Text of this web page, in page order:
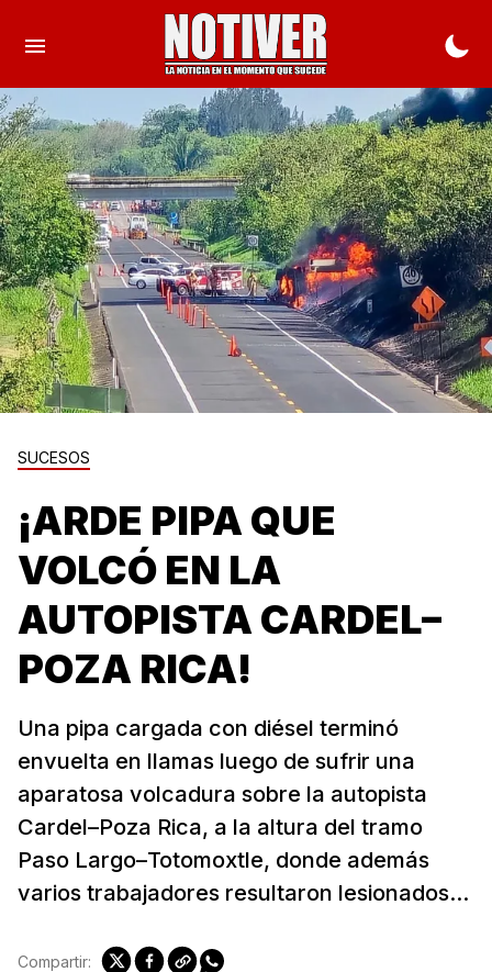
SUCESOS
¡ARDE PIPA QUE
VOLCÓ EN LA
AUTOPISTA CARDEL–
POZA RICA!
Una pipa cargada con diésel terminó
envuelta en llamas luego de sufrir una
aparatosa volcadura sobre la autopista
Cardel–Poza Rica, a la altura del tramo
Paso Largo–Totomoxtle, donde además
varios trabajadores resultaron lesionados...
Compartir: